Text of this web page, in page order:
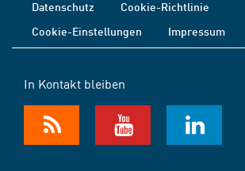
Datenschutz
Cookie-Richtlinie
Cookie-Einstellungen
Impressum
In Kontakt bleiben